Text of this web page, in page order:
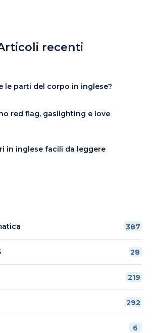
recenti
le parti del corpo in inglese?
red flag, gaslighting e love
in inglese facili da leggere
387
28
219
292
6